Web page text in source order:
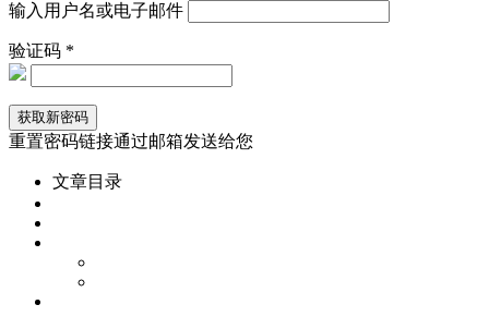
输入用户名或电子邮件
验证码 *
重置密码链接通过邮箱发送给您
文章目录